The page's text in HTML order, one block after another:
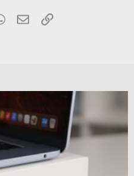
WhatsApp
E-MailLink